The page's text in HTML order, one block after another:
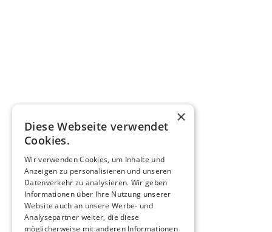
×
Diese Webseite verwendet
Cookies.
Wir verwenden Cookies, um Inhalte und
Anzeigen zu personalisieren und unseren
Datenverkehr zu analysieren. Wir geben
Informationen über Ihre Nutzung unserer
Website auch an unsere Werbe- und
Analysepartner weiter, die diese
möglicherweise mit anderen Informationen